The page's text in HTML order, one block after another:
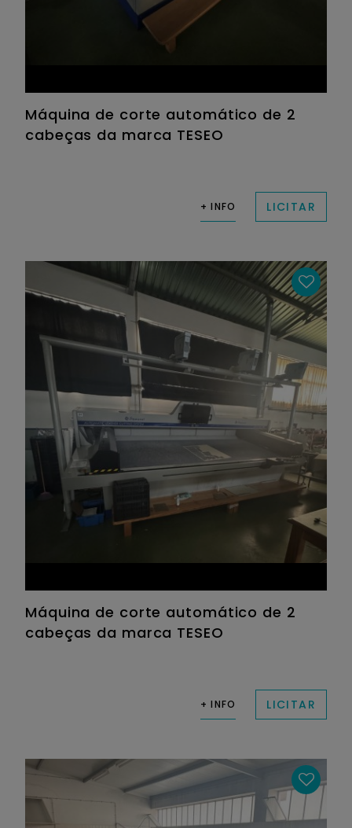
Máquina de corte automático de 2
cabeças da marca TESEO
+ INFO LICITAR
Máquina de corte automático de 2
cabeças da marca TESEO
+ INFO LICITAR